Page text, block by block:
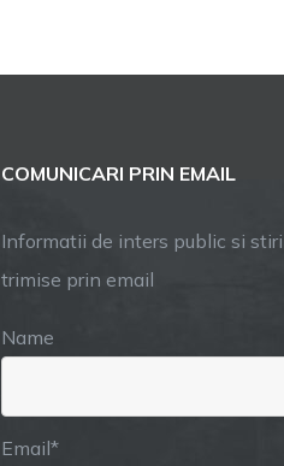
COMUNICARI PRIN EMAIL
Informatii de inters public si stiri
trimise prin email
Name
Email*